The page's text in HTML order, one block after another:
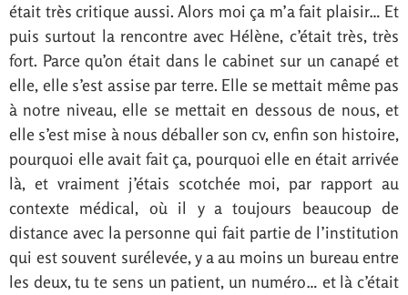
était très critique aussi. Alors moi ça m’a fait plaisir… Et
puis surtout la rencontre avec Hélène, c’était très, très
fort. Parce qu’on était dans le cabinet sur un canapé et
elle, elle s’est assise par terre. Elle se mettait même pas
à notre niveau, elle se mettait en dessous de nous, et
elle s’est mise à nous déballer son cv, enfin son histoire,
pourquoi elle avait fait ça, pourquoi elle en était arrivée
là, et vraiment j’étais scotchée moi, par rapport au
contexte médical, où il y a toujours beaucoup de
distance avec la personne qui fait partie de l’institution
qui est souvent surélevée, y a au moins un bureau entre
les deux, tu te sens un patient, un numéro… et là c’était